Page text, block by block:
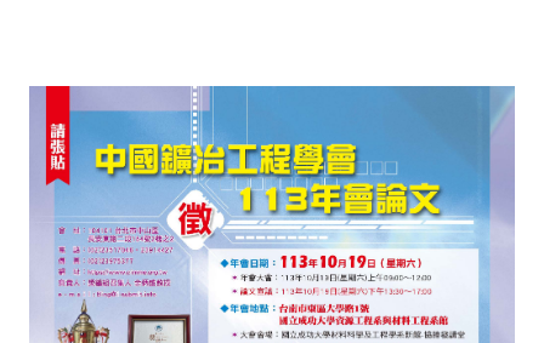
理事長的話
學會會史
學會會址沿革
學會組織與架構